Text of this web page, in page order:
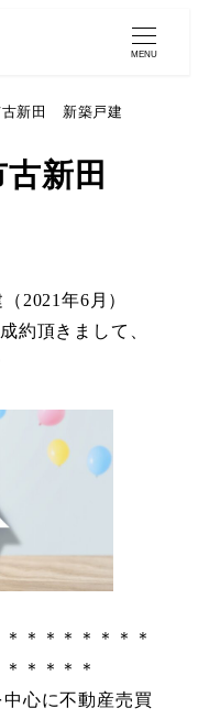
MENU
古新田 新築戸建
古新田
2021年6月）
約頂きまして、
＊＊＊＊＊＊＊
＊＊＊＊
心に不動産売買